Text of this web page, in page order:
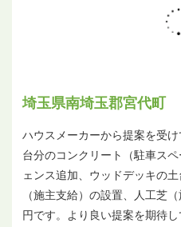
埼玉県南埼玉郡宮代町
ハウスメーカーから提案を受
台分のコンクリート（駐車ス
ェンス追加、ウッドデッキの
（施主支給）の設置、人工芝
円です。より良い提案を期待